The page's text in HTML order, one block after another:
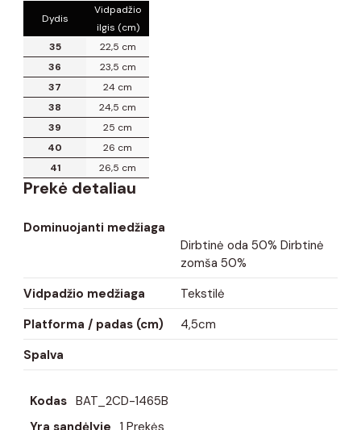
Dydis
Vidpadžio
ilgis (cm)
35
22,5 cm
36
23,5 cm
37
24 cm
38
24,5 cm
39
25 cm
40
26 cm
41
26,5 cm
Prekė detaliau
Dominuojanti medžiaga
Dirbtinė oda 50% Dirbtinė
zomša 50%
Vidpadžio medžiaga
Tekstilė
Platforma / padas (cm)
4,5cm
Spalva
Kodas BAT_2CD-1465B